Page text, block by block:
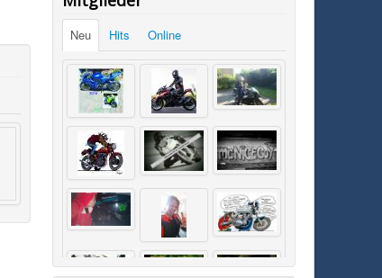
Neu Hits Online